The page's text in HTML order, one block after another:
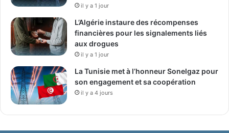
il y a 1 jour
L’Algérie instaure des récompenses
financières pour les signalements liés
aux drogues
il y a 1 jour
La Tunisie met à l’honneur Sonelgaz pour
son engagement et sa coopération
il y a 4 jours